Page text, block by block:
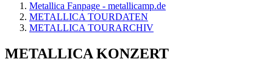
Metallica Fanpage - metallicamp.de
METALLICA TOURDATEN
METALLICA TOURARCHIV
METALLICA KONZERT